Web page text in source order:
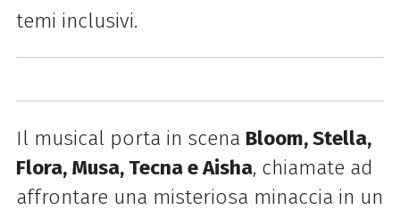
temi inclusivi.
Il musical porta in scena Bloom, Stella,
Flora, Musa, Tecna e Aisha, chiamate ad
affrontare una misteriosa minaccia in un